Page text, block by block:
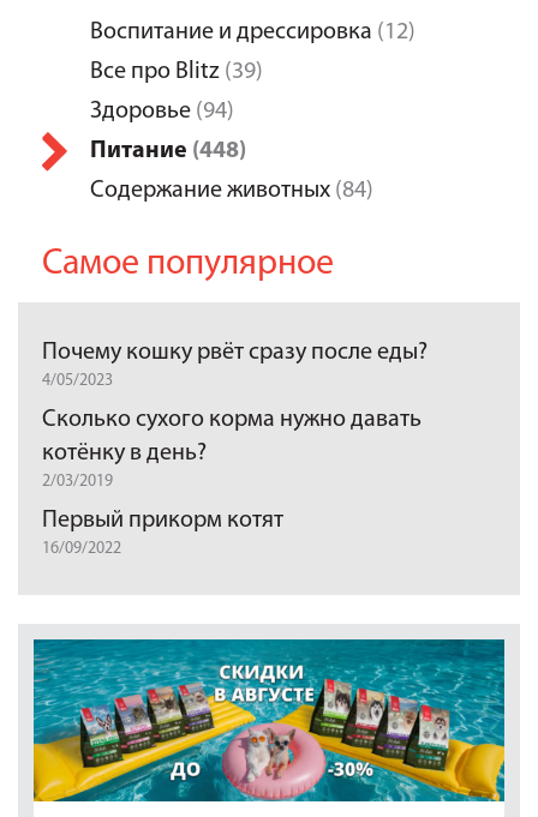
Воспитание и дрессировка (12)
Все про Blitz (39)
Здоровье (94)
Питание (448)
Содержание животных (84)
Самое популярное
Почему кошку рвёт сразу после еды?
4/05/2023
Сколько сухого корма нужно давать
котёнку в день?
2/03/2019
Первый прикорм котят
16/09/2022